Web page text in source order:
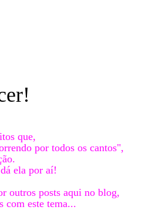
que,
por todos os cantos",
ela por aí!
outros posts aqui no blog,
com este tema...